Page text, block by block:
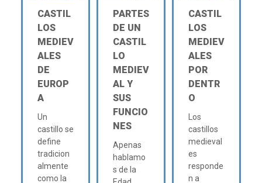
CASTIL
LOS
MEDIEV
ALES
DE
EUROP
A
Un
castillo se
define
tradicion
almente
como la
PARTES
DE UN
CASTIL
LO
MEDIEV
AL Y
SUS
FUNCIO
NES
Apenas
hablamo
s de la
CASTIL
LOS
MEDIEV
ALES
POR
DENTR
O
Los
castillos
medieval
es
responde
n a